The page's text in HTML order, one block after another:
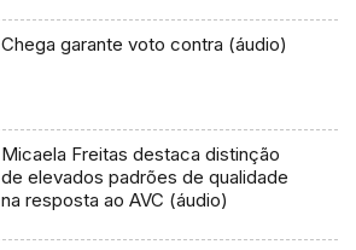
Chega garante voto contra (áudio)
Micaela Freitas destaca distinção
de elevados padrões de qualidade
na resposta ao AVC (áudio)